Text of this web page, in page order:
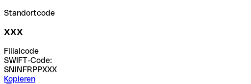
Standortcode
XXX
Filialcode
SWIFT-Code:
SNINFRPPXXX
Kopieren